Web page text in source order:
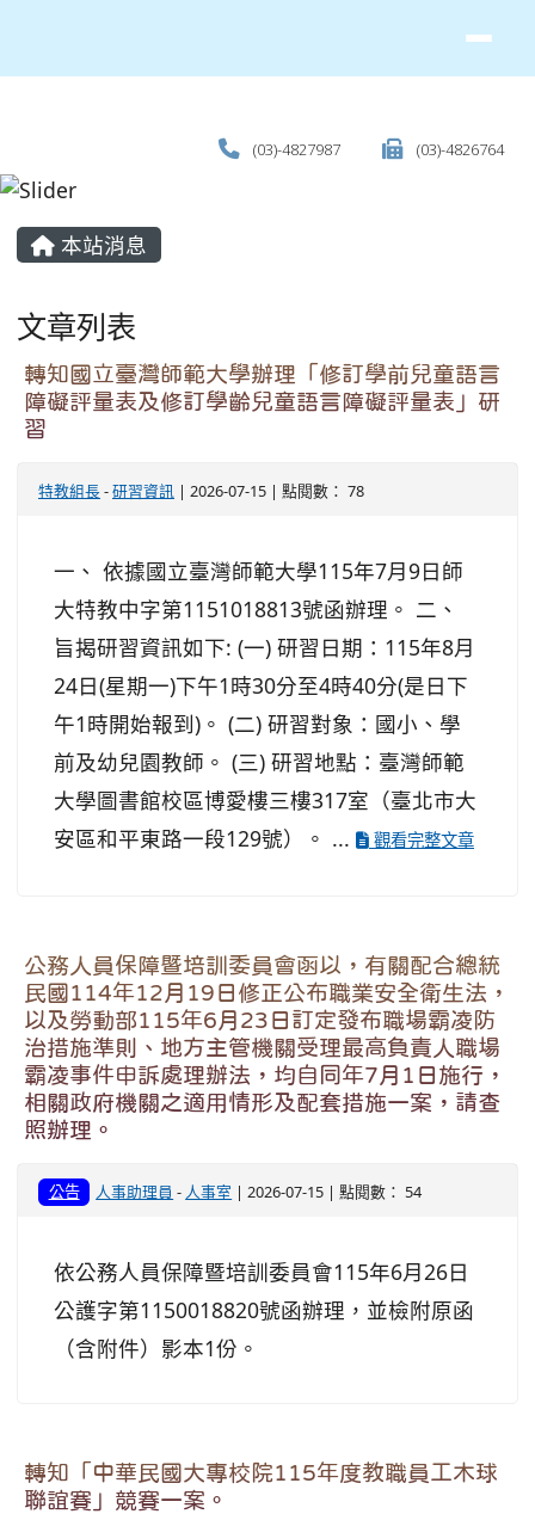
(03)-4827987 (03)-4826764
主內容區域
本站消息
文章列表
轉知國立臺灣師範大學辦理「修訂學前兒童語言
障礙評量表及修訂學齡兒童語言障礙評量表」研
習
特教組長-研習資訊 | 2026-07-15 | 點閱數： 78
一、 依據國立臺灣師範大學115年7月9日師
大特教中字第1151018813號函辦理。 二、
旨揭研習資訊如下: (一) 研習日期：115年8月
24日(星期一)下午1時30分至4時40分(是日下
午1時開始報到)。 (二) 研習對象：國小、學
前及幼兒園教師。 (三) 研習地點：臺灣師範
大學圖書館校區博愛樓三樓317室（臺北市大
安區和平東路一段129號）。 ...
觀看完整文章
公務人員保障暨培訓委員會函以，有關配合總統
民國114年12月19日修正公布職業安全衛生法，
以及勞動部115年6月23日訂定發布職場霸凌防
治措施準則、地方主管機關受理最高負責人職場
霸凌事件申訴處理辦法，均自同年7月1日施行，
相關政府機關之適用情形及配套措施一案，請查
照辦理。
公告 人事助理員 - 人事室 | 2026-07-15 | 點閱數： 54
依公務人員保障暨培訓委員會115年6月26日
公護字第1150018820號函辦理，並檢附原函
（含附件）影本1份。
轉知「中華民國大專校院115年度教職員工木球
聯誼賽」競賽一案。